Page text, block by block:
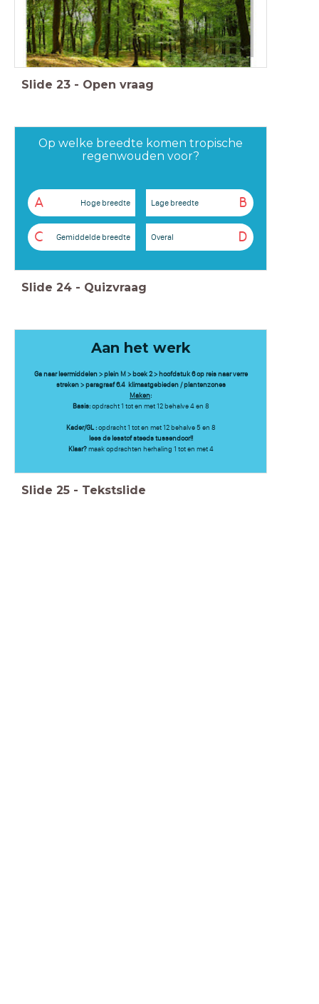
Slide 23 - Open vraag
Op welke breedte komen tropische
regenwouden voor?
A Hoge breedte B
Lage breedte
C Gemiddelde breedte D
Overal
Slide 24 - Quizvraag
Aan het werk
Ga naar leermiddelen > plein M > boek 2 > hoofdstuk 6 op reis naar verre
streken > paragraaf 6.4 klimaatgebieden / plantenzones
Maken:
Basis:opdracht 1 tot en met 12 behalve 4 en 8
Kader/GL :opdracht 1 tot en met 12 behalve 5 en 8
lees de lesstof steeds tussendoor!!
Klaar?maak opdrachten herhaling 1 tot en met 4
Slide 25 - Tekstslide